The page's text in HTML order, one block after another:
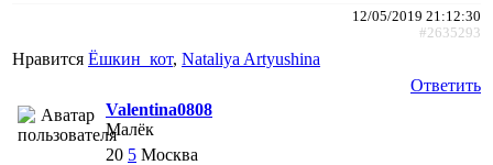
12/05/2019 21:12:30
#2635293
Нравится Ёшкин_кот, Nataliya Artyushina
Ответить
Valentina0808
Малёк
20 5 Москва